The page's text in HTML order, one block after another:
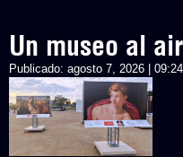
Un museo al
Publicado: agosto 7, 2026 | 09:24